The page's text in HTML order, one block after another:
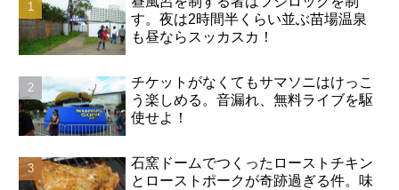
す。夜は2時間半くらい並ぶ苗場温泉
も昼ならスッカスカ！
チケットがなくてもサマソニはけっこ
う楽しめる。音漏れ、無料ライブを駆
使せよ！
石窯ドームでつくったローストチキン
とローストポークが奇跡過ぎる件。味